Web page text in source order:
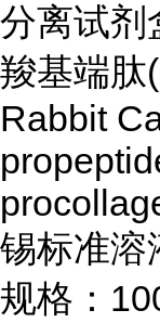
分离试剂
羧基端肽
Rabbit
锡标准溶
规格：